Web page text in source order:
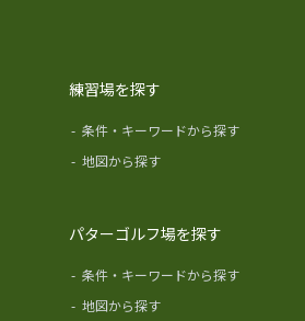
練習場を探す
- 条件・キーワードから探す
- 地図から探す
パターゴルフ場を探す
- 条件・キーワードから探す
- 地図から探す